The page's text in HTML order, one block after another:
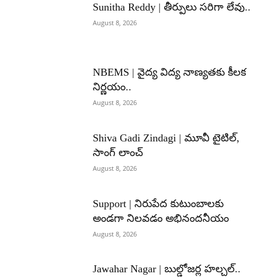
Sunitha Reddy | తీర్పులు సరిగా లేవు..
August 8, 2026
NBEMS | వైద్య విద్య నాణ్యతకు కీలక
నిర్ణయం..
August 8, 2026
Shiva Gadi Zindagi | మూవీ టైటిల్,
సాంగ్ లాంచ్
August 8, 2026
Support | నిరుపేద కుటుంబాలకు
అండగా నిలవడం అభినందనీయం
August 8, 2026
Jawahar Nagar | బుల్డోజర్ల హల్చల్..